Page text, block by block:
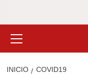
primario
INICIO COVID19